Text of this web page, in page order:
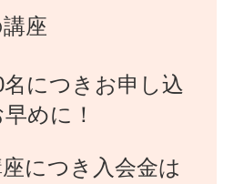
座
名につきお申し込
めに！
座につき入会金は